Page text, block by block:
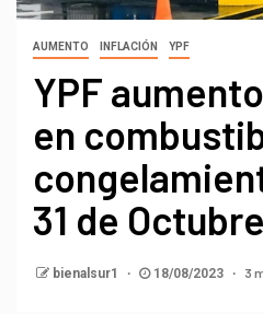
AUMENTO INFLACIÓN YPF
YPF
en
31 de Octubre
bienalsur1 18/08/2023 3